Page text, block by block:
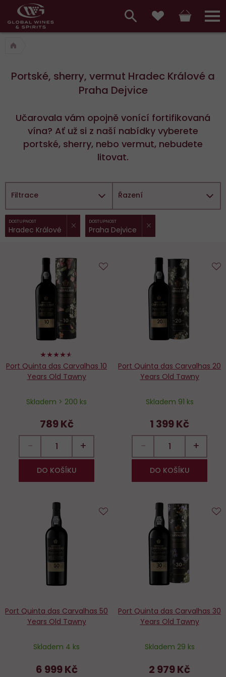
Hlavní
menu,
košík,
vyhledávání,
Portské, sherry, vermut Hradec Králové a
Praha Dejvice
Učarovala vám opojně vonící fortifikovaná
vína? Ať už si z naší nabídky vyberete
portské, sherry, nebo vermut, nebudete
litovat.
Filtrace
Vybrané
filtry:
DOSTUPNOST
Hradec Králové
DOSTUPNOST
Praha Dejvice
Řazení
90%
Port Quinta das Carvalhas 10
Years Old Tawny
Skladem > 200 ks
789 Kč
− +
DO KOŠÍKU
oblíbených
Port Quinta das Carvalhas 20
Years Old Tawny
Skladem 91 ks
1 399 Kč
− +
DO KOŠÍKU
Port Quinta das Carvalhas 50
Years Old Tawny
Skladem 4 ks
6 999 Kč
oblíbených
Port Quinta das Carvalhas 30
Years Old Tawny
Skladem 29 ks
2 979 Kč